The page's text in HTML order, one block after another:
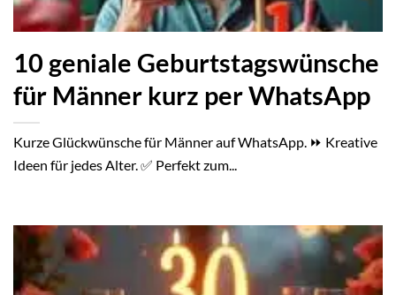
10 geniale Geburtstagswünsche
für Männer kurz per WhatsApp
Kurze Glückwünsche für Männer auf WhatsApp. ⏩ Kreative
Ideen für jedes Alter. ✅ Perfekt zum...